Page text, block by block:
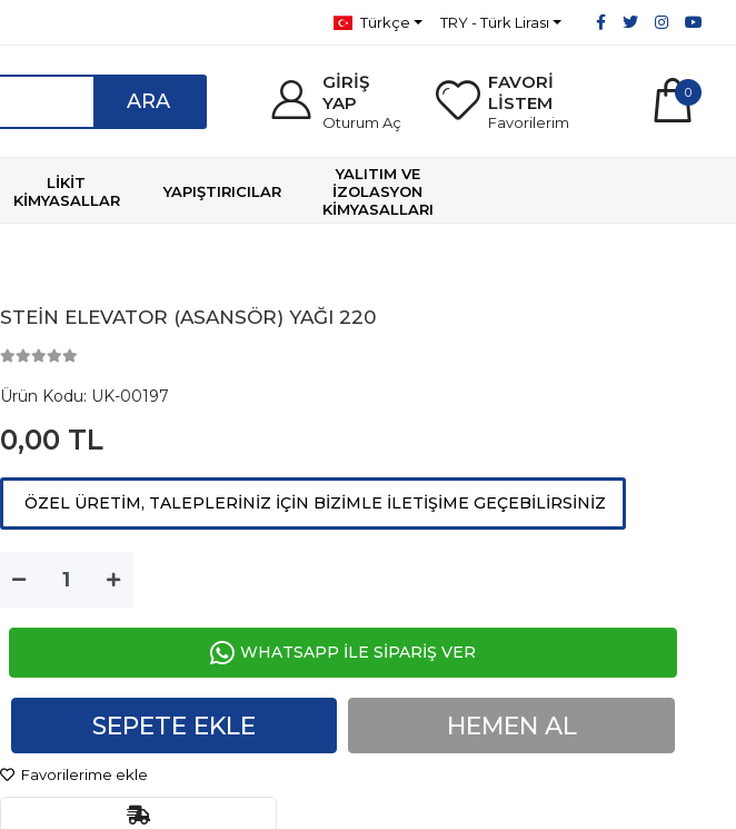
Türkçe TRY - Türk Lirası
ARA
GİRİŞ
YAP
Oturum Aç
FAVORİ
LİSTEM
Favorilerim
0
LİKİT
KİMYASALLAR
YAPIŞTIRICILAR
YALITIM VE
İZOLASYON
KİMYASALLARI
STEİN ELEVATOR (ASANSÖR) YAĞI 220
Ürün Kodu: UK-00197
0,00 TL
ÖZEL ÜRETİM, TALEPLERİNİZ İÇİN BİZİMLE İLETİŞİME GEÇEBİLİRSİNİZ
WHATSAPP İLE SİPARİŞ VER
SEPETE EKLE HEMEN AL
Favorilerime ekle